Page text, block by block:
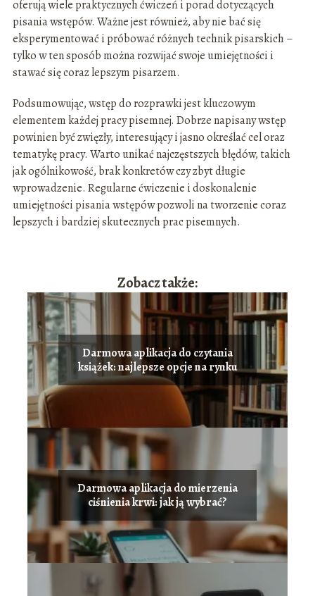
oferują wiele praktycznych ćwiczeń i porad dotyczących
pisania wstępów. Ważne jest również, aby nie bać się
eksperymentować i próbować różnych technik pisarskich –
tylko w ten sposób można rozwijać swoje umiejętności i
stawać się coraz lepszym pisarzem.
Podsumowując, wstęp do rozprawki jest kluczowym
elementem każdej pracy pisemnej. Dobrze napisany wstęp
powinien być zwięzły, interesujący i jasno określać cel oraz
tematykę pracy. Warto unikać najczęstszych błędów, takich
jak ogólnikowość, brak konkretów czy zbyt długie
wprowadzenie. Regularne ćwiczenie i doskonalenie
umiejętności pisania wstępów pozwoli na tworzenie coraz
lepszych i bardziej skutecznych prac pisemnych.
Zobacz także:
Darmowa aplikacja do czytania
książek: najlepsze opcje na rynku
Darmowa aplikacja do mierzenia
ciśnienia krwi: jak ją wybrać?